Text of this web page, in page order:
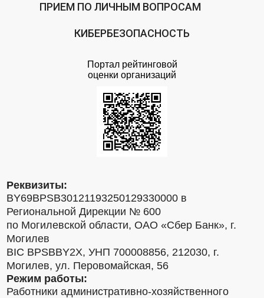
ПРИЕМ ПО ЛИЧНЫМ ВОПРОСАМ
КИБЕРБЕЗОПАСНОСТЬ
Портал рейтинговой
оценки организаций
Реквизиты:
BY69BPSB30121193250129330000 в
Региональной Дирекции № 600
по Могилевской области, ОАО «Сбер Банк», г.
Могилев
BIC BPSBBY2X, УНП 700008856, 212030, г.
Могилев, ул. Перовомайская, 56
Режим работы:
Работники административно-хозяйственного